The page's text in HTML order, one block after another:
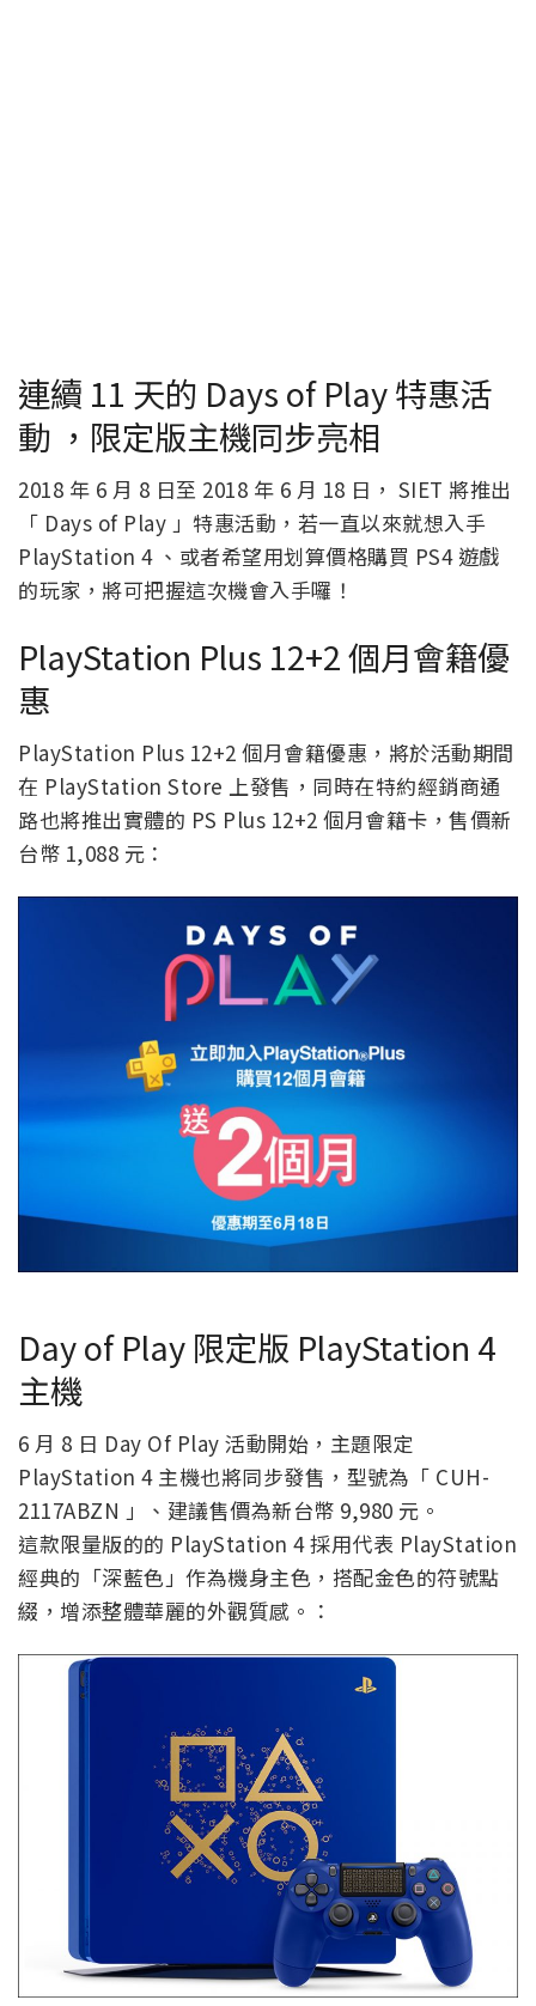
連續 11 天的 Days of Play 特惠活
動 ，限定版主機同步亮相
2018 年 6 月 8 日至 2018 年 6 月 18 日， SIET 將推出
「 Days of Play 」特惠活動，若一直以來就想入手
PlayStation 4 、或者希望用划算價格購買 PS4 遊戲
的玩家，將可把握這次機會入手囉！
PlayStation Plus 12+2 個月會籍優
惠
PlayStation Plus 12+2 個月會籍優惠，將於活動期間
在 PlayStation Store 上發售，同時在特約經銷商通
路也將推出實體的 PS Plus 12+2 個月會籍卡，售價新
台幣 1,088 元：
Day of Play 限定版 PlayStation 4
主機
6 月 8 日 Day Of Play 活動開始，主題限定
PlayStation 4 主機也將同步發售，型號為「 CUH-
2117ABZN 」、建議售價為新台幣 9,980 元。
這款限量版的的 PlayStation 4 採用代表 PlayStation
經典的「深藍色」作為機身主色，搭配金色的符號點
綴，增添整體華麗的外觀質感。：